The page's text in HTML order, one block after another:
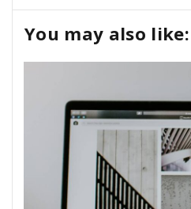
You may also like: